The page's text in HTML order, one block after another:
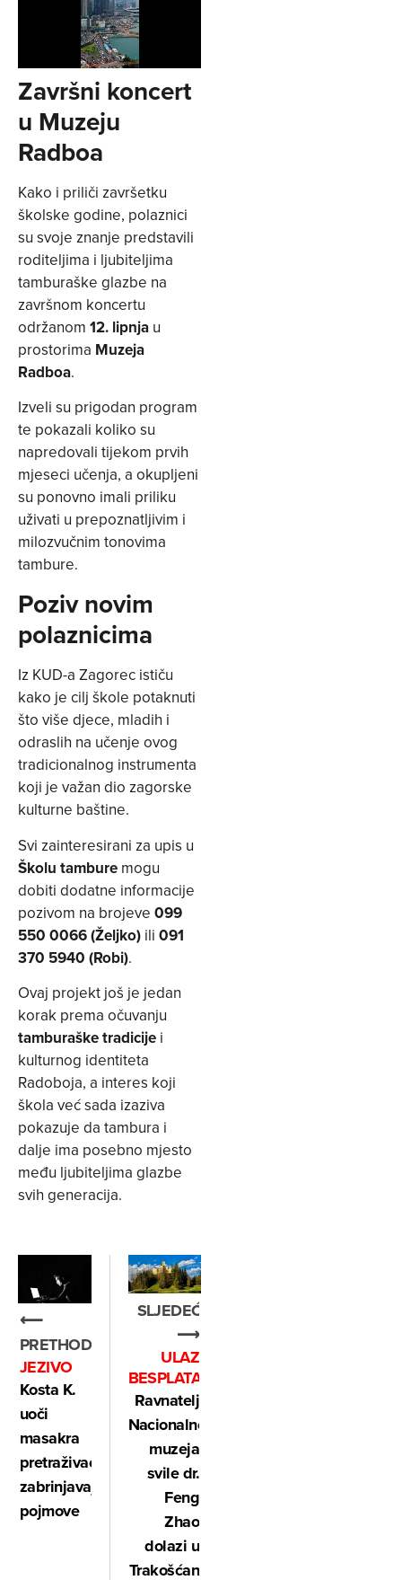
Završni koncert
u Muzeju
Radboa
Kako i priliči završetku
školske godine, polaznici
su svoje znanje predstavili
roditeljima i ljubiteljima
tamburaške glazbe na
završnom koncertu
održanom 12. lipnja u
prostorima Muzeja
Radboa.
Izveli su prigodan program
te pokazali koliko su
napredovali tijekom prvih
mjeseci učenja, a okupljeni
su ponovno imali priliku
uživati u prepoznatljivim i
milozvučnim tonovima
tambure.
Poziv novim
polaznicima
Iz KUD-a Zagorec ističu
kako je cilj škole potaknuti
što više djece, mladih i
odraslih na učenje ovog
tradicionalnog instrumenta
koji je važan dio zagorske
kulturne baštine.
Svi zainteresirani za upis u
Školu tambure mogu
dobiti dodatne informacije
pozivom na brojeve 099
550 0066 (Željko) ili 091
370 5940 (Robi).
Ovaj projekt još je jedan
korak prema očuvanju
tamburaške tradicije i
kulturnog identiteta
Radoboja, a interes koji
škola već sada izaziva
pokazuje da tambura i
dalje ima posebno mjesto
među ljubiteljima glazbe
svih generacija.
⟵
PRETHODNO
JEZIVO
Kosta K.
uoči
masakra
pretraživao
zabrinjavajuće
pojmove
SLJEDEĆE
⟶
ULAZ
BESPLATAN
Ravnatelj
Nacionalnog
muzeja
svile dr.
Feng
Zhao
dolazi u
Trakošćan